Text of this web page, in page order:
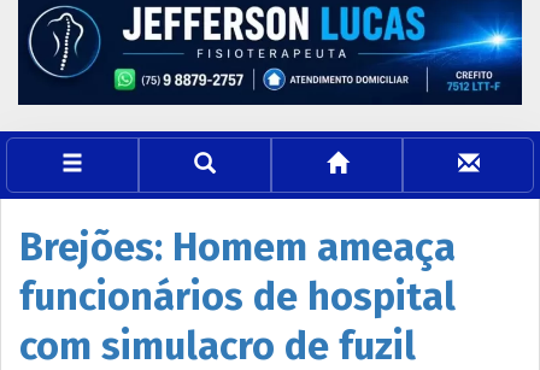
Brejões: Homem ameaça
funcionários de hospital
com simulacro de fuzil